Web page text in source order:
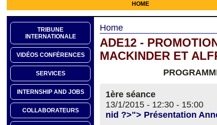
HOME
TRIBUNE
INTERNATIONALE
VIDÉOS CONFÉRENCES
SERVICES
INTERNSHIP AND JOBS
COLLABORATEURS
Home
ADE12 -
MACKINDER ET
1ère séance
13/1/2015 - 12:30 - 15:00
nid ?>"> Présentation